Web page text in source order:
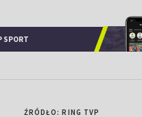
SPORT
ŹRÓDŁO: RING TVP